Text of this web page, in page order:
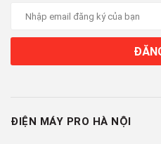
Cổng kết nối
Bluetooth 5.3
ĐIỆN MÁY PRO HÀ NỘI